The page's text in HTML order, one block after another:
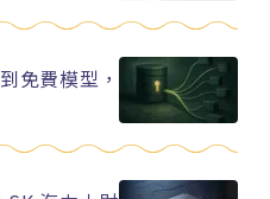
免費模型，